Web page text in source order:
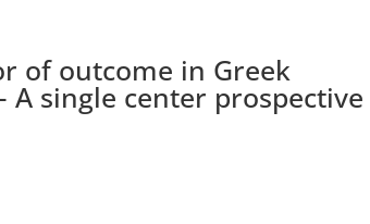
of outcome in Greek
single center prospective